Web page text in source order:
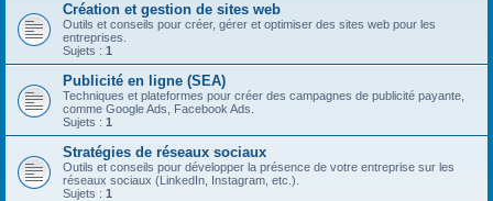
Création et gestion de sites web
Outils et conseils pour créer, gérer et optimiser des sites web pour les
entreprises.
Sujets : 1
Publicité en ligne (SEA)
Techniques et plateformes pour créer des campagnes de publicité payante,
comme Google Ads, Facebook Ads.
Sujets : 1
Stratégies de réseaux sociaux
Outils et conseils pour développer la présence de votre entreprise sur les
réseaux sociaux (LinkedIn, Instagram, etc.).
Sujets : 1